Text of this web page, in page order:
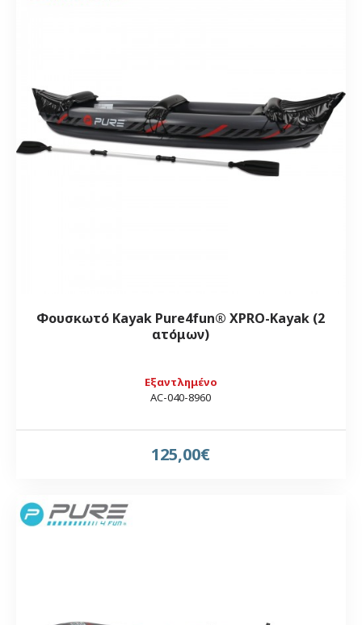
Εξαντλημένο
AC-040-8960
Φουσκωτό Kayak Pure4fun® XPRO-Kayak (2
ατόμων)
125,00€